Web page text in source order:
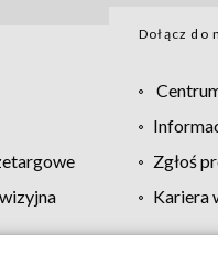
Dołącz do
Zgłoś
Kariera